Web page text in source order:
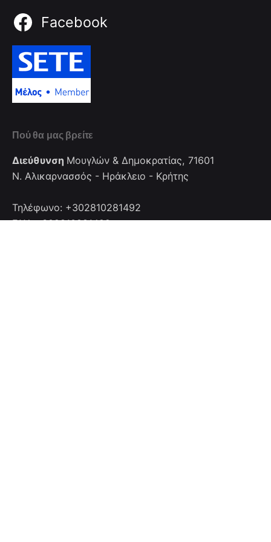
Facebook
Πού θα μας βρείτε
Διεύθυνση Μουγλών & Δημοκρατίας, 71601
Ν. Αλικαρνασσός - Ηράκλειο - Κρήτης
Τηλέφωνο: +302810281492
FAX: +302810281492